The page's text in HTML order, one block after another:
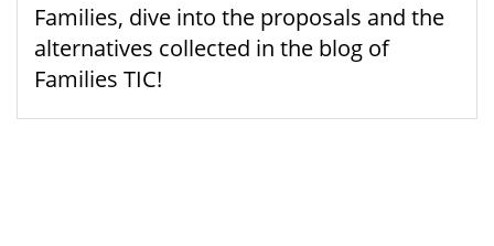
Families, dive into the proposals and the
alternatives collected in the blog of
Families TIC!